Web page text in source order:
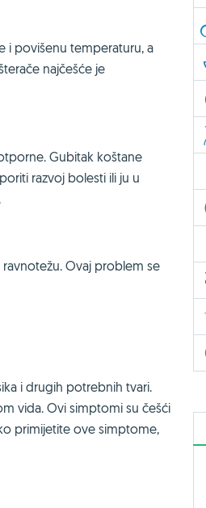
i povišenu temperaturu, a
najčešće je
Gubitak koštane
razvoj bolesti ili ju u
Ovaj problem se
i drugih potrebnih tvari.
vida. Ovi simptomi su češći
primijetite ove simptome,